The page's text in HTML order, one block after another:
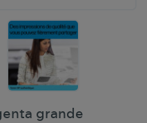
grande